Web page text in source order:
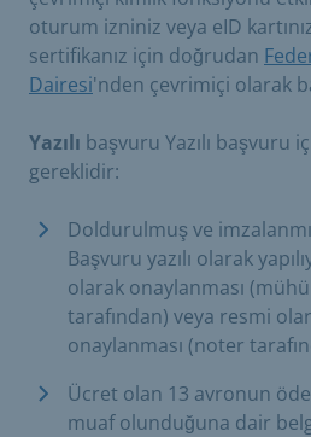
oturum izniniz veya eID
sertifikanız için doğrudan
Dairesi'nden çevrimiçi olarak
Yazılı başvuru Yazılı başvuru
gereklidir:
Doldurulmuş ve
Başvuru yazılı olarak
olarak onaylanması
tarafından) veya resmi
onaylanması (noter
Ücret olan 13 avronun
muaf olunduğuna dair